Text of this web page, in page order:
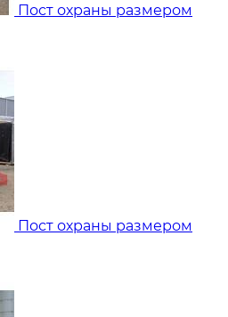
Пост охраны размером
Пост охраны размером